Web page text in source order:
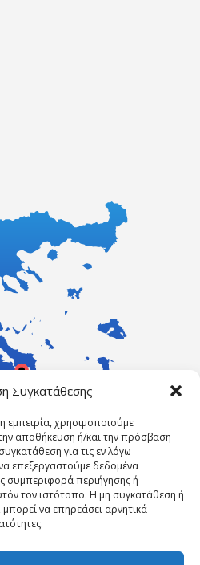
Συγκατάθεσης
εμπειρία, χρησιμοποιούμε
αποθήκευση ή/και την πρόσβαση
για τις εν λόγω
επεξεργαστούμε δεδομένα
περιήγησης ή
τον ιστότοπο. Η μη συγκατάθεση ή
να επηρεάσει αρνητικά